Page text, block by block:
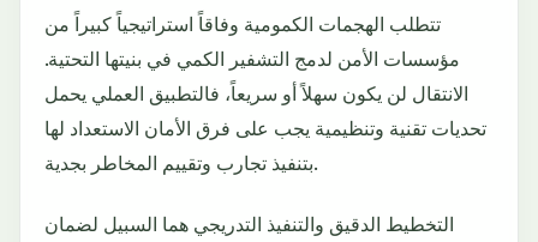
تتطلب الهجمات الكمومية وفاقاً استراتيجياً كبيراً من
مؤسسات الأمن لدمج التشفير الكمي في بنيتها التحتية.
الانتقال لن يكون سهلاً أو سريعاً، فالتطبيق العملي يحمل
تحديات تقنية وتنظيمية يجب على فرق الأمان الاستعداد لها
بتنفيذ تجارب وتقييم المخاطر بجدية.
التخطيط الدقيق والتنفيذ التدريجي هما السبيل لضمان